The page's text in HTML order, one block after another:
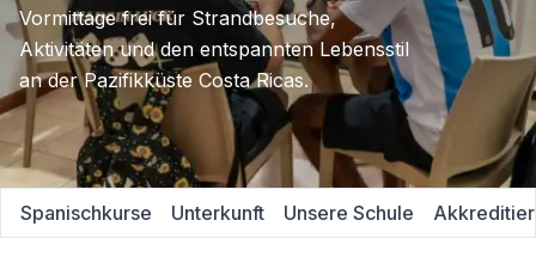
Vormittage frei für Strandbesuche,
Aktivitäten und den entspannten Lebensstil
an der Pazifikküste Costa Ricas.
Spanischkurse Unterkunft Unsere Schule